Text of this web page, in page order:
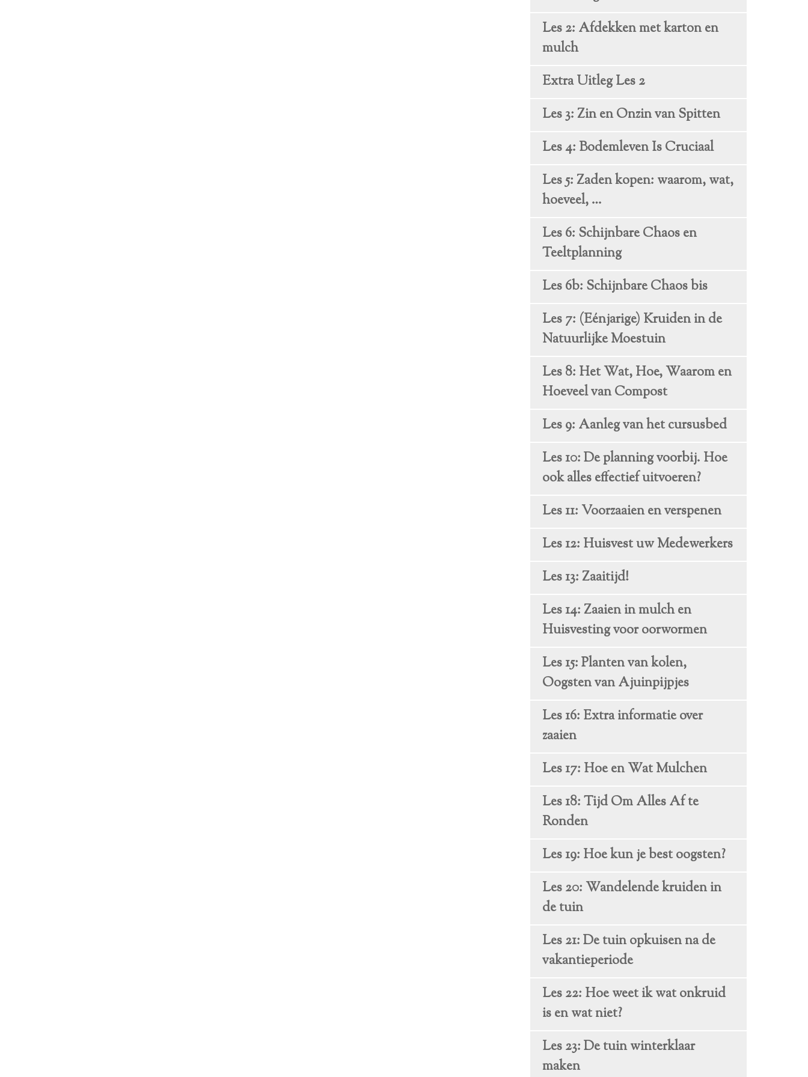
Les 2: Afdekken met karton en
mulch
Extra Uitleg Les 2
Les 3: Zin en Onzin van Spitten
Les 4: Bodemleven Is Cruciaal
Les 5: Zaden kopen: waarom, wat,
hoeveel, …
Les 6: Schijnbare Chaos en
Teeltplanning
Les 6b: Schijnbare Chaos bis
Les 7: (Eénjarige) Kruiden in de
Natuurlijke Moestuin
Les 8: Het Wat, Hoe, Waarom en
Hoeveel van Compost
Les 9: Aanleg van het cursusbed
Les 10: De planning voorbij. Hoe
ook alles effectief uitvoeren?
Les 11: Voorzaaien en verspenen
Les 12: Huisvest uw Medewerkers
Les 13: Zaaitijd!
Les 14: Zaaien in mulch en
Huisvesting voor oorwormen
Les 15: Planten van kolen,
Oogsten van Ajuinpijpjes
Les 16: Extra informatie over
zaaien
Les 17: Hoe en Wat Mulchen
Les 18: Tijd Om Alles Af te
Ronden
Les 19: Hoe kun je best oogsten?
Les 20: Wandelende kruiden in
de tuin
Les 21: De tuin opkuisen na de
vakantieperiode
Les 22: Hoe weet ik wat onkruid
is en wat niet?
Les 23: De tuin winterklaar
maken